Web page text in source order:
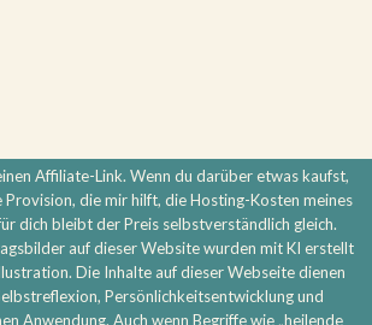
Affiliate-Link. Wenn du darüber etwas kaufst,
Provision, die mir hilft, die Hosting-Kosten meines
dich bleibt der Preis selbstverständlich gleich.
auf dieser Website wurden mit KI erstellt
Die Inhalte auf dieser Webseite dienen
Persönlichkeitsentwicklung und
Anwendung. Auch wenn Begriffe wie „heilende